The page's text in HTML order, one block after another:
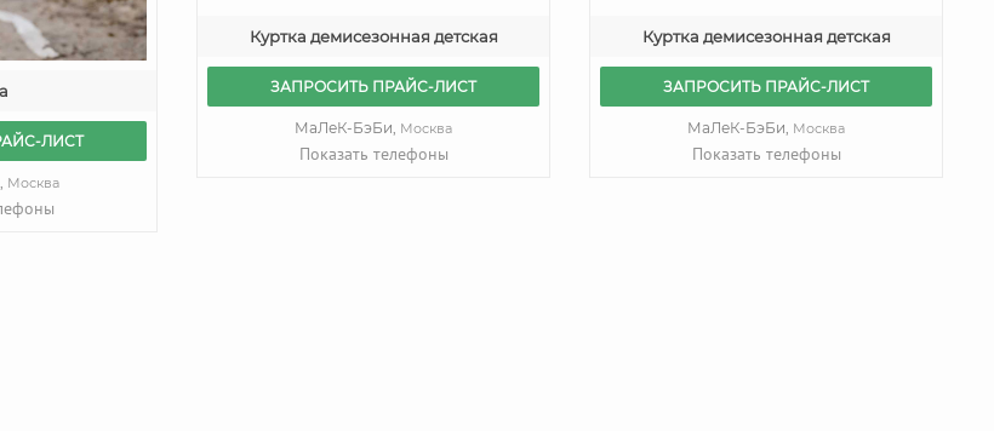
ЛИСТ
Москва
Куртка демисезонная детская
ЗАПРОСИТЬ ПРАЙС-ЛИСТ
МаЛеК-БэБи, Москва
Показать телефоны
Куртка демисезонная детская
ЗАПРОСИТЬ ПРАЙС-ЛИСТ
МаЛеК-БэБи, Москва
Показать телефоны